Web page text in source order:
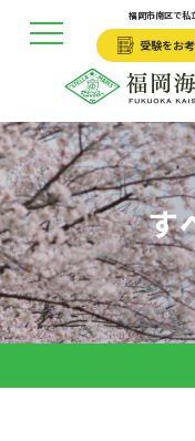
福岡市南区で私
受験をお
す